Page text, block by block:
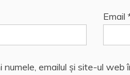
Email
numele, emailul și site-ul